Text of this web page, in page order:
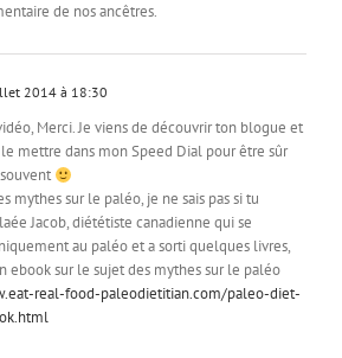
de nos ancêtres.
2014 à 18:30
Merci. Je viens de découvrir ton blogue et
mettre dans mon Speed Dial pour être sûr
mythes sur le paléo, je ne sais pas si tu
Jacob, diététiste canadienne qui se
au paléo et a sorti quelques livres,
ebook sur le sujet des mythes sur le paléo
real-food-paleodietitian.com/paleo-diet-